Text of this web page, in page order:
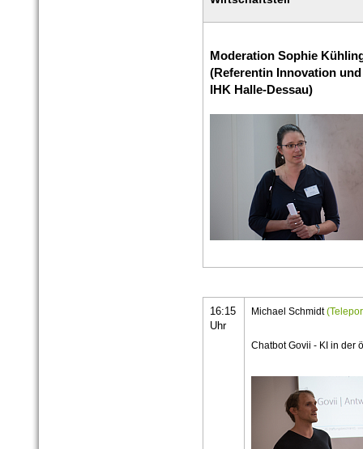
Moderation Sophie
(Referentin Innovation
IHK Halle-Dessau)
16:15
Uhr
Michael Schmidt
Chatbot Govii - KI in der